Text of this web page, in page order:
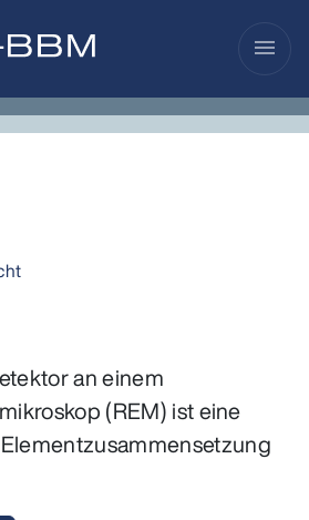
menu
an einem
(REM) ist eine